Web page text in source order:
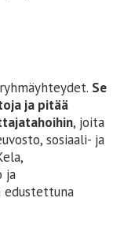
Se
ja pitää
, joita
sosiaali- ja
ja
edustettuna